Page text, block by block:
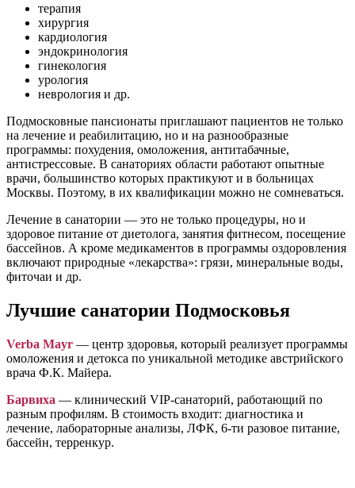
терапия
хирургия
кардиология
эндокринология
гинекология
урология
неврология и др.
Подмосковные пансионаты приглашают пациентов не только
на лечение и реабилитацию, но и на разнообразные
программы: похудения, омоложения, антитабачные,
антистрессовые. В санаториях области работают опытные
врачи, большинство которых практикуют и в больницах
Москвы. Поэтому, в их квалификации можно не сомневаться.
Лечение в санатории — это не только процедуры, но и
здоровое питание от диетолога, занятия фитнесом, посещение
бассейнов. А кроме медикаментов в программы оздоровления
включают природные «лекарства»: грязи, минеральные воды,
фиточаи и др.
Лучшие санатории Подмосковья
Verba Mayr — центр здоровья, который реализует программы
омоложения и детокса по уникальной методике австрийского
врача Ф.К. Майера.
Барвиха — клинический VIP-санаторий, работающий по
разным профилям. В стоимость входит: диагностика и
лечение, лабораторные анализы, ЛФК, 6-ти разовое питание,
бассейн, терренкур.